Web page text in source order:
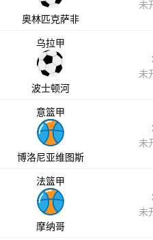
奥林匹克萨非
未
乌拉甲
波士顿河
:
未
意篮甲
博洛尼亚维图斯
:
未
法篮甲
摩纳哥
:
未